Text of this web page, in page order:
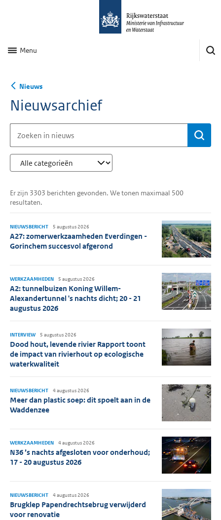
Menu
Nieuws
Nieuwsarchief
Er zijn 3303 berichten gevonden. We tonen maximaal 500
resultaten.
A27: zomerwerkzaamheden Everdingen -
Gorinchem succesvol afgerond
NIEUWSBERICHT 5 augustus 2026
A2: tunnelbuizen Koning Willem-
Alexandertunnel 's nachts dicht; 20 - 21
augustus 2026
WERKZAAMHEDEN 5 augustus 2026
Dood hout, levende rivier Rapport toont
de impact van rivierhout op ecologische
waterkwaliteit
INTERVIEW 5 augustus 2026
Meer dan plastic soep: dit spoelt aan in de
Waddenzee
NIEUWSBERICHT 4 augustus 2026
N36 ’s nachts afgesloten voor onderhoud;
17 - 20 augustus 2026
WERKZAAMHEDEN 4 augustus 2026
Brugklep Papendrechtsebrug verwijderd
voor renovatie
NIEUWSBERICHT 4 augustus 2026